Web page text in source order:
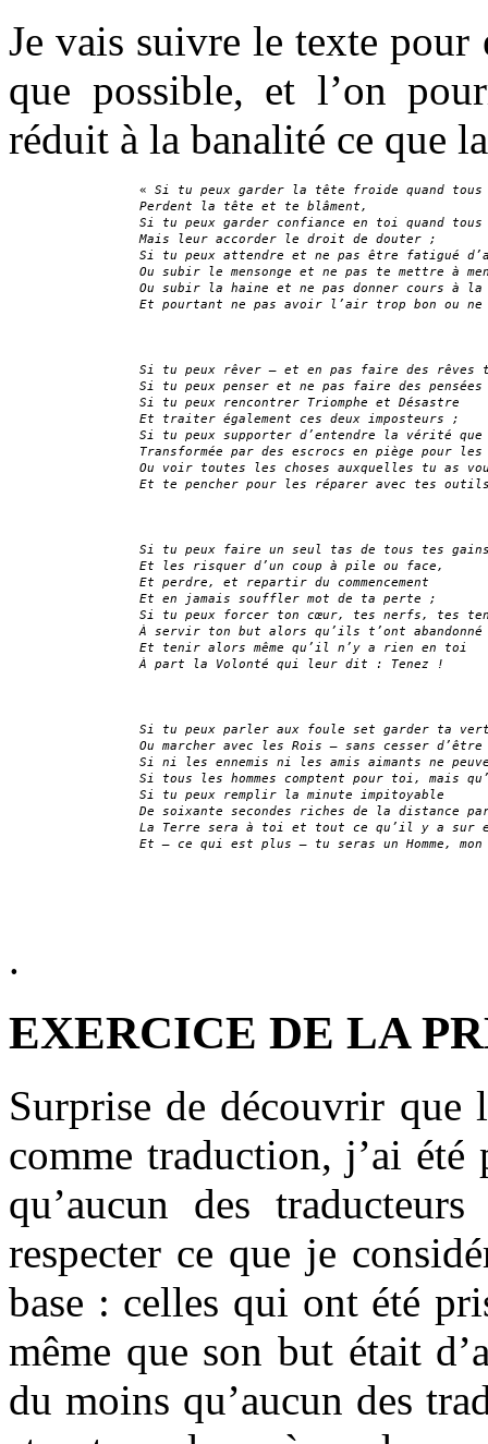
Je vais suivre le texte pour
que possible, et l’on
réduit à la banalité ce que
« Si tu peux garder la tête froide quand
Perdent la tête et te blâment,
Si tu peux garder confiance en toi quand tous
Mais leur accorder le droit de douter ;
Si tu peux attendre et ne pas être fatigué
Ou subir le mensonge et ne pas te mettre à
Ou subir la haine et ne pas donner cours à
Et pourtant ne pas avoir l’air trop bon ou
Si tu peux rêver — et en pas faire des rêves
Si tu peux penser et ne pas faire des
Si tu peux rencontrer Triomphe et Désastre
Et traiter également ces deux imposteurs ;
Si tu peux supporter d’entendre la vérité
Transformée par des escrocs en piège pour
Ou voir toutes les choses auxquelles tu as
Et te pencher pour les réparer avec tes
Si tu peux faire un seul tas de tous tes
Et les risquer d’un coup à pile ou face,
Et perdre, et repartir du commencement
Et en jamais souffler mot de ta perte ;
Si tu peux forcer ton cœur, tes nerfs, tes
À servir ton but alors qu’ils t’ont abandonné
Et tenir alors même qu’il n’y a rien en toi
À part la Volonté qui leur dit : Tenez !
Si tu peux parler aux foule set garder ta
Ou marcher avec les Rois — sans cesser
Si ni les ennemis ni les amis aimants ne
Si tous les hommes comptent pour toi, mais
Si tu peux remplir la minute impitoyable
De soixante secondes riches de la distance
La Terre sera à toi et tout ce qu’il y a sur
Et — ce qui est plus — tu seras un Homme,
.
EXERCICE DE LA
Surprise de découvrir que
comme traduction, j’ai
qu’aucun des
respecter ce que je
base : celles qui ont été
même que son but était
du moins qu’aucun des